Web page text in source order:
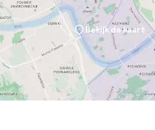
Bekijk de kaart